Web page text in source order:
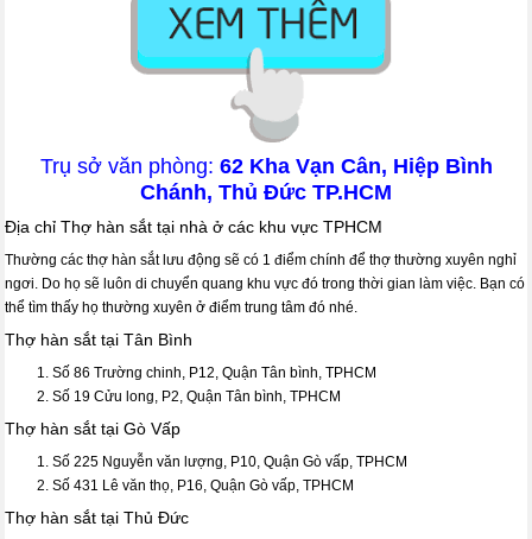
Trụ sở văn phòng: 62 Kha Vạn Cân, Hiệp Bình
Chánh, Thủ Đức TP.HCM
Địa chỉ Thợ hàn sắt tại nhà ở các khu vực TPHCM
Thường các thợ hàn sắt lưu động sẽ có 1 điểm chính để thợ thường xuyên nghỉ
ngơi. Do họ sẽ luôn di chuyển quang khu vực đó trong thời gian làm việc. Bạn có
thể tìm thấy họ thường xuyên ở điểm trung tâm đó nhé.
Thợ hàn sắt tại Tân Bình
Số 86 Trường chinh, P12, Quận Tân bình, TPHCM
Số 19 Cửu long, P2, Quận Tân bình, TPHCM
Thợ hàn sắt tại Gò Vấp
Số 225 Nguyễn văn lượng, P10, Quận Gò vấp, TPHCM
Số 431 Lê văn thọ, P16, Quận Gò vấp, TPHCM
Thợ hàn sắt tại Thủ Đức